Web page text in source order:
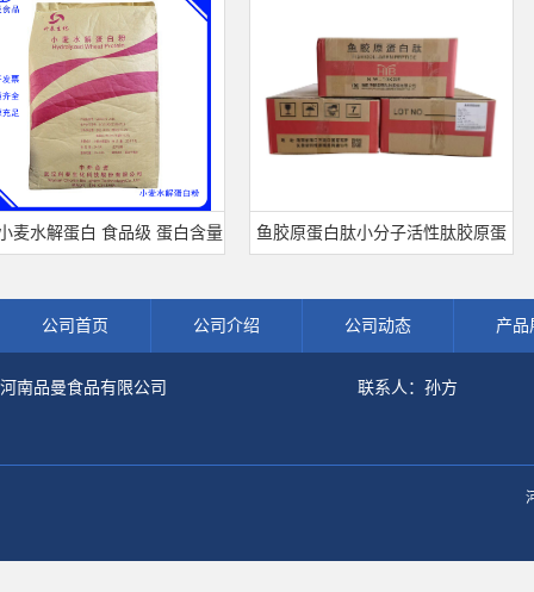
解蛋白 食品级 蛋白含量 鱼胶原蛋白肽小分子活性肽胶原蛋
公司首页 公司介绍 公司动态 产品
河南品曼食品有限公司 联系人：孙方